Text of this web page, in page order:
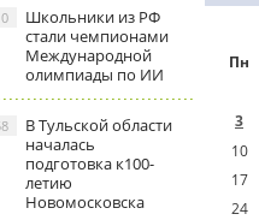
Школьники из РФ
стали чемпионами
Международной
олимпиады по ИИ
В Тульской области
началась
подготовка к100-
летию
Новомосковска
Пн
3
10
17
24